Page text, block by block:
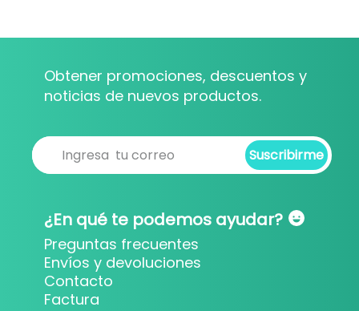
Obtener promociones, descuentos y
noticias de nuevos productos.
Suscribirme
¿En qué te podemos ayudar?
Preguntas frecuentes
Envíos y devoluciones
Contacto
Factura